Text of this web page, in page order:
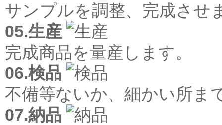
サンプルを調整、完成させ
05.生産
完成商品を量産します。
06.検品
不備等ないか、細かい所ま
07.納品